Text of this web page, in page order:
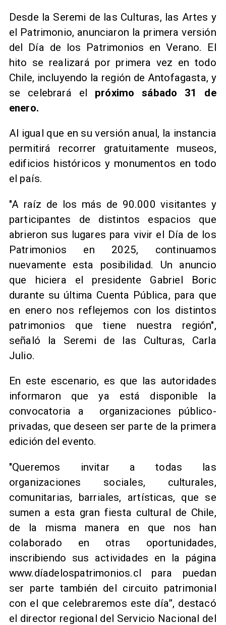
Desde la Seremi de las Culturas, las Artes y
el Patrimonio, anunciaron la primera versión
del Día de los Patrimonios en Verano. El
hito se realizará por primera vez en todo
Chile, incluyendo la región de Antofagasta, y
se celebrará el próximo sábado 31 de
enero.
Al igual que en su versión anual, la instancia
permitirá recorrer gratuitamente museos,
edificios históricos y monumentos en todo
el país.
"A raíz de los más de 90.000 visitantes y
participantes de distintos espacios que
abrieron sus lugares para vivir el Día de los
Patrimonios en 2025, continuamos
nuevamente esta posibilidad. Un anuncio
que hiciera el presidente Gabriel Boric
durante su última Cuenta Pública, para que
en enero nos reflejemos con los distintos
patrimonios que tiene nuestra región",
señaló la Seremi de las Culturas, Carla
Julio.
En este escenario, es que las autoridades
informaron que ya está disponible la
convocatoria a organizaciones público-
privadas, que deseen ser parte de la primera
edición del evento.
"Queremos invitar a todas las
organizaciones sociales, culturales,
comunitarias, barriales, artísticas, que se
sumen a esta gran fiesta cultural de Chile,
de la misma manera en que nos han
colaborado en otras oportunidades,
inscribiendo sus actividades en la página
www.díadelospatrimonios.cl para puedan
ser parte también del circuito patrimonial
con el que celebraremos este día”, destacó
el director regional del Servicio Nacional del